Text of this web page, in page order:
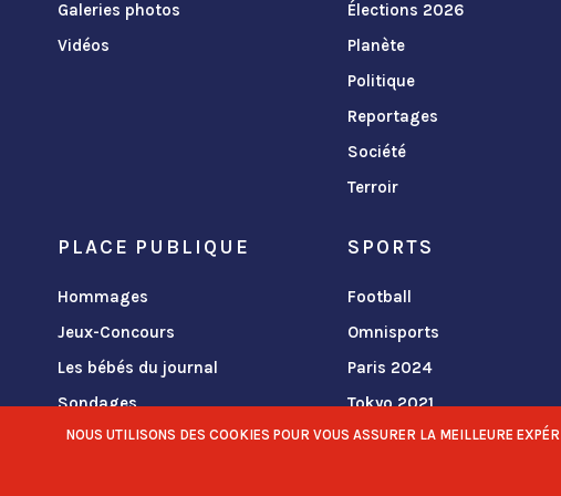
Galeries photos
Vidéos
Élections 2026
Planète
Politique
Reportages
Société
Terroir
PLACE PUBLIQUE
Hommages
Jeux-Concours
Les bébés du journal
Sondages
SPORTS
Football
Omnisports
Paris 2024
Tokyo 2021
NOUS UTILISONS DES COOKIES POUR VOUS ASSURER LA MEILLEURE